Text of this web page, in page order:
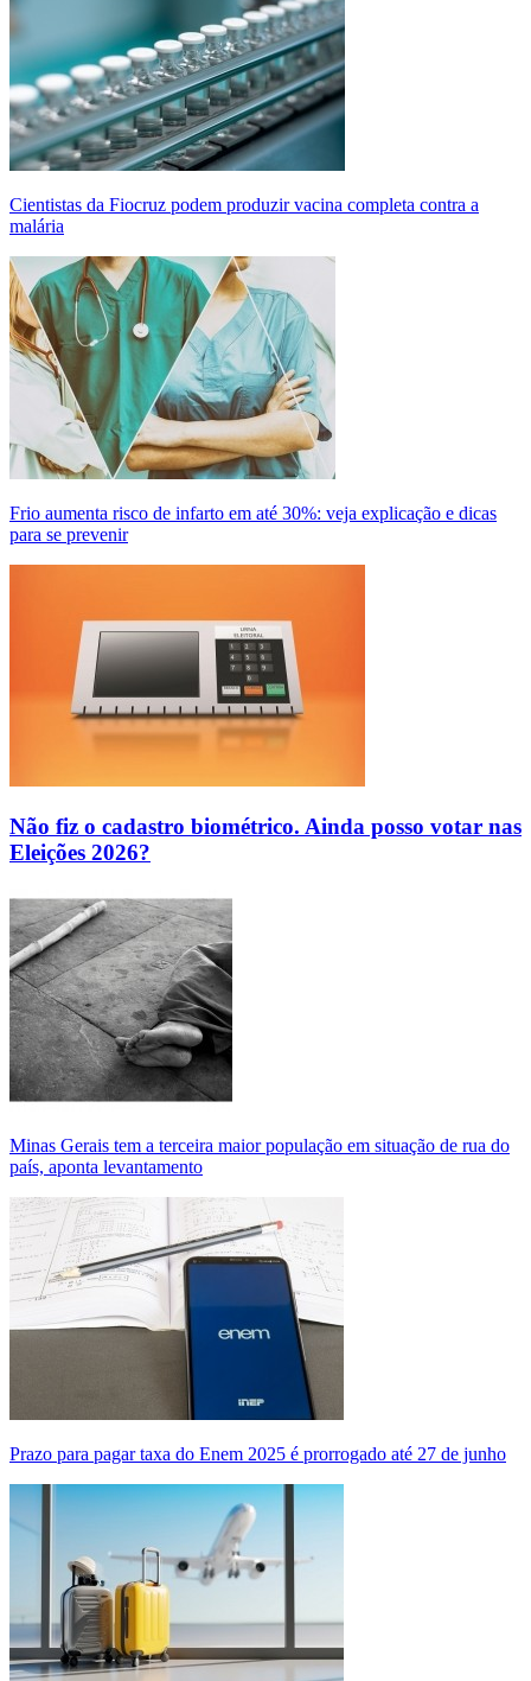
Cientistas da Fiocruz podem produzir vacina completa contra a
malária
Frio aumenta risco de infarto em até 30%: veja explicação e dicas
para se prevenir
Não fiz o cadastro biométrico. Ainda posso votar nas
Eleições 2026?
Minas Gerais tem a terceira maior população em situação de rua do
país, aponta levantamento
Prazo para pagar taxa do Enem 2025 é prorrogado até 27 de junho